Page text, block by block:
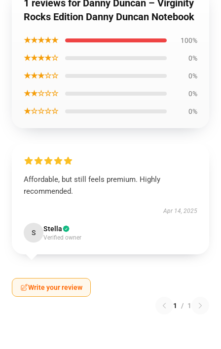
1 reviews for Danny Duncan – Virginity
Rocks Edition Danny Duncan Notebook
★★★★★ 100%
★★★★☆ 0%
★★★☆☆ 0%
★★☆☆☆ 0%
★☆☆☆☆ 0%
Affordable, but still feels premium. Highly
recommended.
Apr 14, 2025
S Stella
Verified owner
Write your review
1 / 1